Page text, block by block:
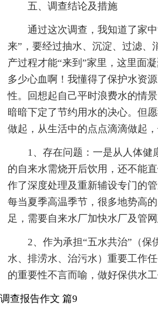
五、调查结论及措施
通过这次调查，我知道了家
来”，要经过抽水、沉淀、过滤、
产过程才能“来到”家里，这里面
多少心血啊！我懂得了保护水资
性。回想起自己平时浪费水的情
暗暗下定了节约用水的决心。但
做起，从生活中的点点滴滴做起，
1、存在问题：一是从人体健
的自来水需烧开后饮用，还不能
作了深度处理及重新辅设专门的
每当夏季高温季节，很多地势高
足，需要自来水厂加快水厂及管网
2、作为承担“五水共治”（保
水、排涝水、治污水）重要工作
的重要性不言而喻，做好保供水工
调查报告作文 篇9